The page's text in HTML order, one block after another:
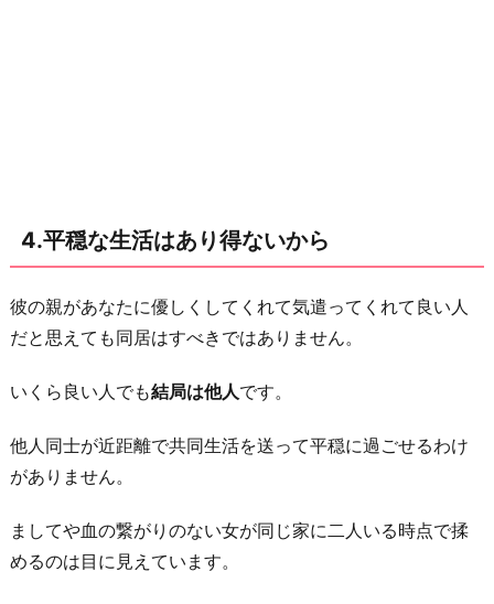
4.平穏な生活はあり得ないから
彼の親があなたに優しくしてくれて気遣ってくれて良い人
だと思えても同居はすべきではありません。
いくら良い人でも結局は他人です。
他人同士が近距離で共同生活を送って平穏に過ごせるわけ
がありません。
ましてや血の繋がりのない女が同じ家に二人いる時点で揉
めるのは目に見えています。